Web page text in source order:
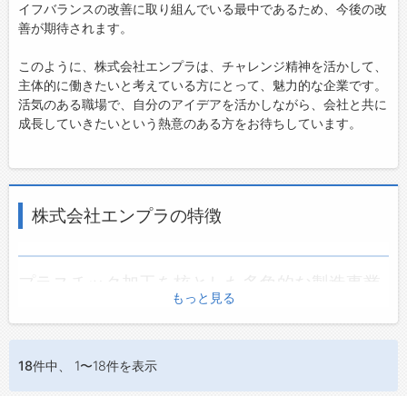
イフバランスの改善に取り組んでいる最中であるため、今後の改
善が期待されます。
このように、株式会社エンプラは、チャレンジ精神を活かして、
主体的に働きたいと考えている方にとって、魅力的な企業です。
活気のある職場で、自分のアイデアを活かしながら、会社と共に
成長していきたいという熱意のある方をお待ちしています。
株式会社エンプラの特徴
株式会社エンプラは、長野県佐久市に本社を置く製造業専門の企
業です。主な事業内容はプラスチック射出成形を中心に、射出成
形用金型の設計・開発・製造、さらにウォータージェット部品加
工および組立加工品の製造販売まで幅広く手がけています。単な
もっと見る
18件中、 1〜18件を表示